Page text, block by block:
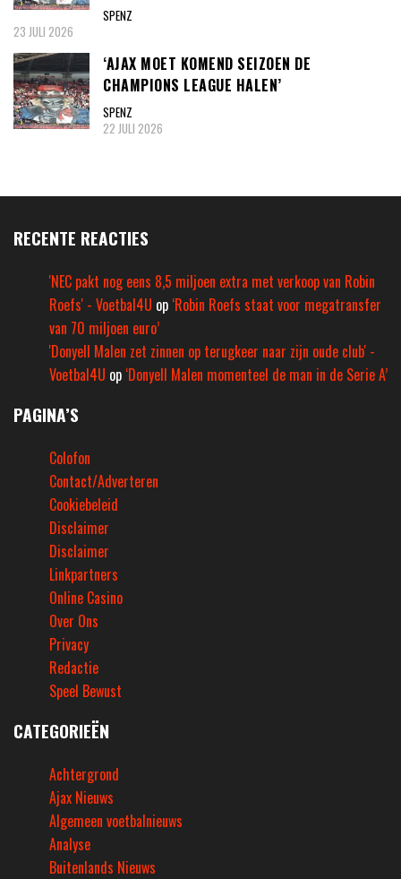
SPENZ
23 JULI 2026
‘AJAX MOET KOMEND SEIZOEN DE
CHAMPIONS LEAGUE HALEN’
SPENZ
22 JULI 2026
RECENTE REACTIES
'NEC pakt nog eens 8,5 miljoen extra met verkoop van Robin
Roefs' - Voetbal4U op ‘Robin Roefs staat voor megatransfer
van 70 miljoen euro’
'Donyell Malen zet zinnen op terugkeer naar zijn oude club' -
Voetbal4U op ‘Donyell Malen momenteel de man in de Serie A’
PAGINA’S
Colofon
Contact/Adverteren
Cookiebeleid
Disclaimer
Disclaimer
Linkpartners
Online Casino
Over Ons
Privacy
Redactie
Speel Bewust
CATEGORIEËN
Achtergrond
Ajax Nieuws
Algemeen voetbalnieuws
Analyse
Buitenlands Nieuws